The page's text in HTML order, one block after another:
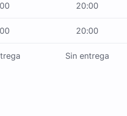
20:00
20:00
Sin entrega